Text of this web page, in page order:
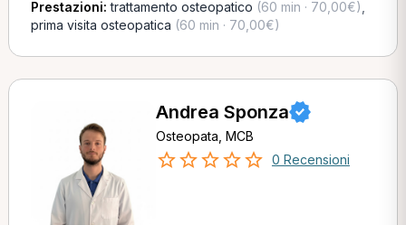
Prestazioni:trattamento osteopatico (60 min · 70,00€)
prima visita osteopatica (60 min · 70,00€)
Andrea Sponza
Osteopata, MCB
0 Recensioni